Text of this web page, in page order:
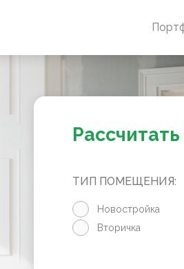
ТИП ПОМЕЩЕНИЯ:
Новостройка
Вторичка